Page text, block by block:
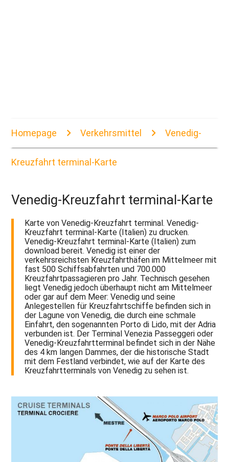
Homepage Verkehrsmittel Venedig-
Kreuzfahrt terminal-Karte
Venedig-Kreuzfahrt terminal-Karte
Karte von Venedig-Kreuzfahrt terminal. Venedig-
Kreuzfahrt terminal-Karte (Italien) zu drucken.
Venedig-Kreuzfahrt terminal-Karte (Italien) zum
download bereit. Venedig ist einer der
verkehrsreichsten Kreuzfahrthäfen im Mittelmeer mit
fast 500 Schiffsabfahrten und 700.000
Kreuzfahrtpassagieren pro Jahr. Technisch gesehen
liegt Venedig jedoch überhaupt nicht am Mittelmeer
oder gar auf dem Meer: Venedig und seine
Anlegestellen für Kreuzfahrtschiffe befinden sich in
der Lagune von Venedig, die durch eine schmale
Einfahrt, den sogenannten Porto di Lido, mit der Adria
verbunden ist. Der Terminal Venezia Passeggeri oder
Venedig-Kreuzfahrtterminal befindet sich in der Nähe
des 4 km langen Dammes, der die historische Stadt
mit dem Festland verbindet, wie auf der Karte des
Kreuzfahrtterminals von Venedig zu sehen ist.